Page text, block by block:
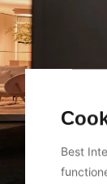
Best